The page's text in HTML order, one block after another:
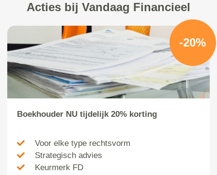
Acties bij Vandaag Financieel
-20%
Boekhouder NU tijdelijk 20% korting
Voor elke type rechtsvorm
Strategisch advies
Keurmerk FD